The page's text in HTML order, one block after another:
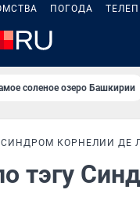
ПОГОДА
соленое озеро Башкирии
СИНДРОМ КОРНЕЛИИ ДЕ
тэгу